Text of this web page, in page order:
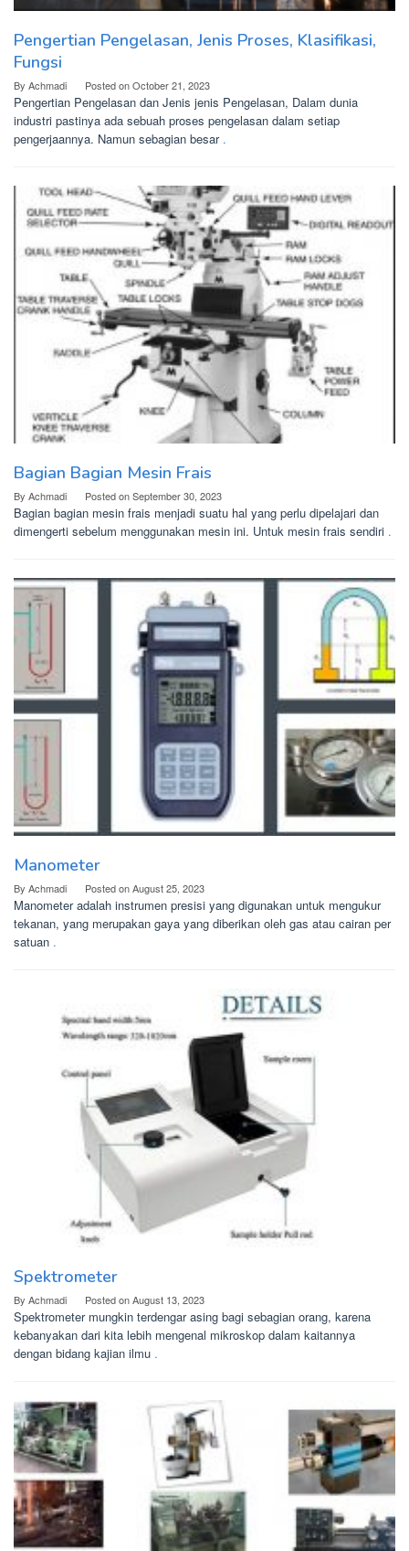
Pengertian Pengelasan, Jenis Proses, Klasifikasi,
Fungsi
By Achmadi Posted onOctober 21, 2023
Pengertian Pengelasan dan Jenis jenis Pengelasan, Dalam dunia
industri pastinya ada sebuah proses pengelasan dalam setiap
pengerjaannya. Namun sebagian besar .
Bagian Bagian Mesin Frais
By Achmadi Posted onSeptember 30, 2023
Bagian bagian mesin frais menjadi suatu hal yang perlu dipelajari dan
dimengerti sebelum menggunakan mesin ini. Untuk mesin frais sendiri .
Manometer
By Achmadi Posted onAugust 25, 2023
Manometer adalah instrumen presisi yang digunakan untuk mengukur
tekanan, yang merupakan gaya yang diberikan oleh gas atau cairan per
satuan .
Spektrometer
By Achmadi Posted onAugust 13, 2023
Spektrometer mungkin terdengar asing bagi sebagian orang, karena
kebanyakan dari kita lebih mengenal mikroskop dalam kaitannya
dengan bidang kajian ilmu .